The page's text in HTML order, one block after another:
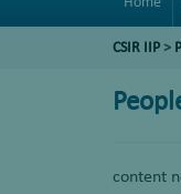
CSIR IIP >
content